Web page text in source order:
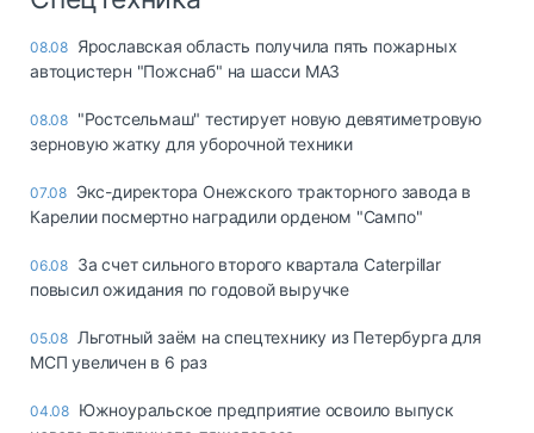
08.08 Ярославская область получила пять пожарных
автоцистерн "Пожснаб" на шасси МАЗ
08.08 "Ростсельмаш" тестирует новую девятиметровую
зерновую жатку для уборочной техники
07.08 Экс-директора Онежского тракторного завода в
Карелии посмертно наградили орденом "Сампо"
06.08 За счет сильного второго квартала Caterpillar
повысил ожидания по годовой выручке
05.08 Льготный заём на спецтехнику из Петербурга для
МСП увеличен в 6 раз
04.08 Южноуральское предприятие освоило выпуск